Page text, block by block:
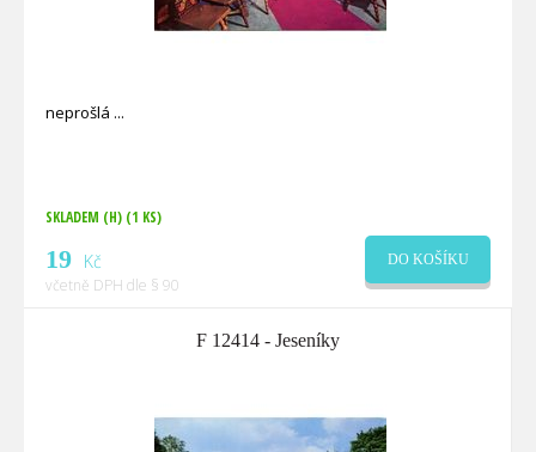
neprošlá
SKLADEM (H) (1 KS)
19 Kč
včetně DPH dle § 90
DO KOŠÍKU
F 12414 - Jeseníky